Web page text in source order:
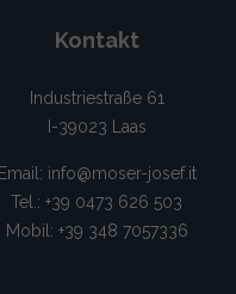
Kontakt
Industriestraße 61
I-39023 Laas
Email: info@moser-josef.it
Tel.: +39 0473 626 503
Mobil: +39 348 7057336‬